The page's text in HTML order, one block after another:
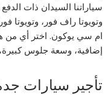
سياراتنا السيدان ذات
وتويوتا راف فور، وتويوتا
ام سي يوكون. اختر أي
إضافية، وسعة جلوس
تأجير سيارات